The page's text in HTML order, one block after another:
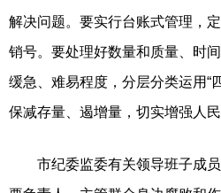
解决问题。要实行台账式管理，
销号。要处理好数量和质量、时
缓急、难易程度，分层分类运用“
保减存量、遏增量，切实增强人民
市纪委监委有关领导班子成员